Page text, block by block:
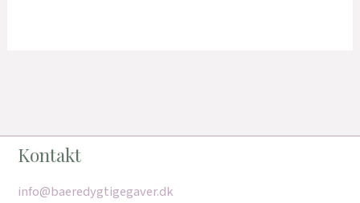
Kontakt
info@baeredygtigegaver.dk